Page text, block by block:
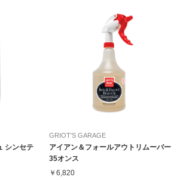
シンセテ
GRIOT'S GARAGE
アイアン＆フォールアウトリムーバー
35オンス
￥6,820